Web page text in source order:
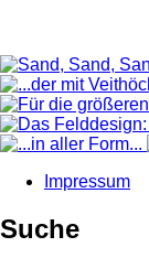
Impressum
Suche